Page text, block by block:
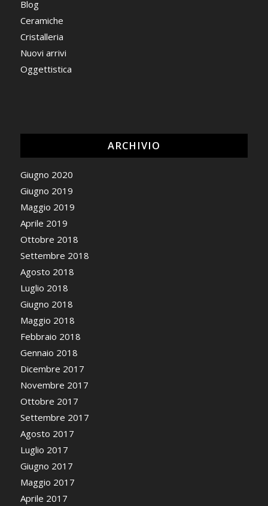
Blog
Ceramiche
Cristalleria
Nuovi arrivi
Oggettistica
ARCHIVIO
Giugno 2020
Giugno 2019
Maggio 2019
Aprile 2019
Ottobre 2018
Settembre 2018
Agosto 2018
Luglio 2018
Giugno 2018
Maggio 2018
Febbraio 2018
Gennaio 2018
Dicembre 2017
Novembre 2017
Ottobre 2017
Settembre 2017
Agosto 2017
Luglio 2017
Giugno 2017
Maggio 2017
Aprile 2017